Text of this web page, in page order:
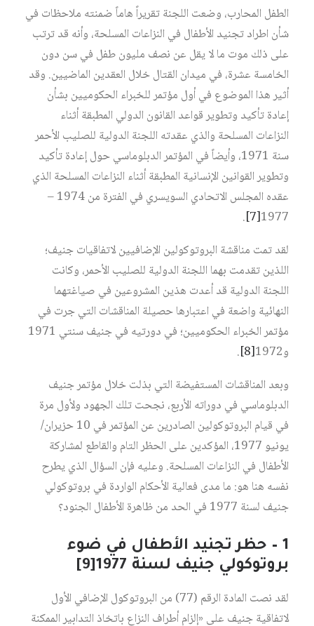
الطفل المحارب، وضعت اللجنة تقريراً هاماً ضمنته ملاحظات في
شأن اطراد تجنيد الأطفال في النزاعات المسلحة، وأنه قد ترتب
على ذلك موت ما لا يقل عن نصف مليون طفل في سن دون
الخامسة عشرة، في ميدان القتال خلال العقدين الماضيين. وقد
أثير هذا الموضوع في أول مؤتمر للخبراء الحكوميين بشأن
إعادة تأكيد وتطوير قواعد القانون الدولي المطبقة أثناء
النزاعات المسلحة والذي عقدته اللجنة الدولية للصليب الأحمر
سنة 1971، وأيضاً في المؤتمر الدبلوماسي حول إعادة تأكيد
وتطوير القوانين الإنسانية المطبقة أثناء النزاعات المسلحة الذي
عقده المجلس الاتحادي السويسري في الفترة من 1974 –
1977‏
[7]
.
لقد تمت مناقشة البروتوكولين الإضافيين لاتفاقيات جنيف؛
اللذين تقدمت بهما اللجنة الدولية للصليب الأحمر، وكانت
اللجنة الدولية قد أعدت هذين المشروعين في صياغتهما
النهائية واضعة في اعتبارها حصيلة المناقشات التي جرت في
مؤتمر الخبراء الحكوميين؛ في دورتيه في جنيف سنتي 1971
و1972‏
[8]
.
وبعد المناقشات المستفيضة التي بذلت خلال مؤتمر جنيف
الدبلوماسي في دوراته الأربع، نجحت تلك الجهود ولأول مرة
في قيام البروتوكولين الصادرين عن المؤتمر في 10 حزيران/
يونيو 1977، المؤكدين على الحظر التام والقاطع لمشاركة
الأطفال في النزاعات المسلحة. وعليه فإن السؤال الذي يطرح
نفسه هنا هو: ما مدى فعالية الأحكام الواردة في بروتوكولي
جنيف لسنة 1977 في الحد من ظاهرة الأطفال الجنود؟
1 – حظر تجنيد الأطفال في ضوء
بروتوكولي جنيف لسنة 1977‏
[9]
لقد نصت المادة الرقم (77) من البروتوكول الإضافي الأول
لاتفاقية جنيف على «إلزام أطراف النزاع باتخاذ التدابير الممكنة